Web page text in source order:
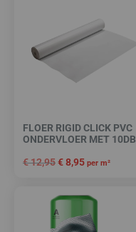
FLOER RIGID CLICK PVC
ONDERVLOER MET 10DB
€12,95€8,95 per m²